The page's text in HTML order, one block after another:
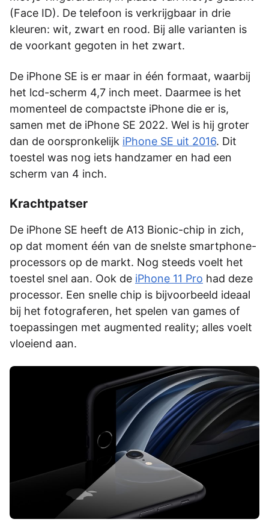
(Face ID). De telefoon is verkrijgbaar in drie
kleuren: wit, zwart en rood. Bij alle varianten is
de voorkant gegoten in het zwart.
De iPhone SE is er maar in één formaat, waarbij
het lcd-scherm 4,7 inch meet. Daarmee is het
momenteel de compactste iPhone die er is,
samen met de iPhone SE 2022. Wel is hij groter
dan de oorspronkelijk iPhone SE uit 2016. Dit
toestel was nog iets handzamer en had een
scherm van 4 inch.
Krachtpatser
De iPhone SE heeft de A13 Bionic-chip in zich,
op dat moment één van de snelste smartphone-
processors op de markt. Nog steeds voelt het
toestel snel aan. Ook de iPhone 11 Pro had deze
processor. Een snelle chip is bijvoorbeeld ideaal
bij het fotograferen, het spelen van games of
toepassingen met augmented reality; alles voelt
vloeiend aan.